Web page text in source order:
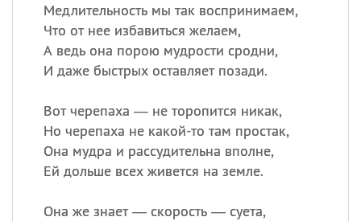
Медлительность мы так воспринимаем,
Что от нее избавиться желаем,
А ведь она порою мудрости сродни,
И даже быстрых оставляет позади.
Вот черепаха — не торопится никак,
Но черепаха не какой-то там простак,
Она мудра и рассудительна вполне,
Ей дольше всех живется на земле.
Она же знает — скорость — суета,